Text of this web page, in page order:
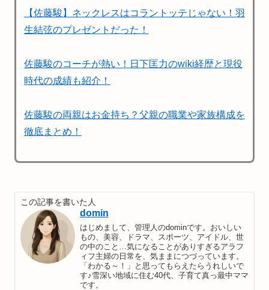
【佐藤駿】ネックレスはコラントッテじゃない！羽
生結弦のプレゼントだった！
佐藤駿のコーチが熱い！日下匡力のwiki経歴と現役
時代の成績も紹介！
佐藤駿の両親はお金持ち？父親の職業や家族構成を
徹底まとめ！
この記事を書いた人
domin
はじめまして、管理人のdominです。おいしい
もの、美容、ドラマ、スポーツ、アイドル、世
の中のこと…気になることがありすぎるアラフ
ィフ主婦の日常を、気ままにつづっています。
「わかる～！」と思ってもらえたらうれしいで
す♪雪深い地域に住む40代、子育て真っ最中ママ
です。